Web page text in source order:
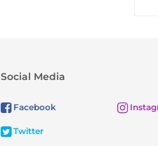
Social Media
Facebook
Twitter